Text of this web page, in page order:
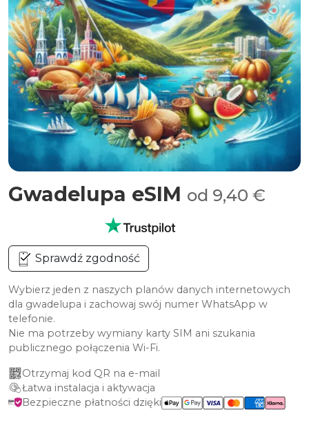
Gwadelupa eSIM od 9,40 €
Sprawdź zgodność
Wybierz jeden z naszych planów danych internetowych
dla gwadelupa i zachowaj swój numer WhatsApp w
telefonie.
Nie ma potrzeby wymiany karty SIM ani szukania
publicznego połączenia Wi-Fi.
Otrzymaj kod QR na e-mail
Łatwa instalacja i aktywacja
Bezpieczne płatności dzięki